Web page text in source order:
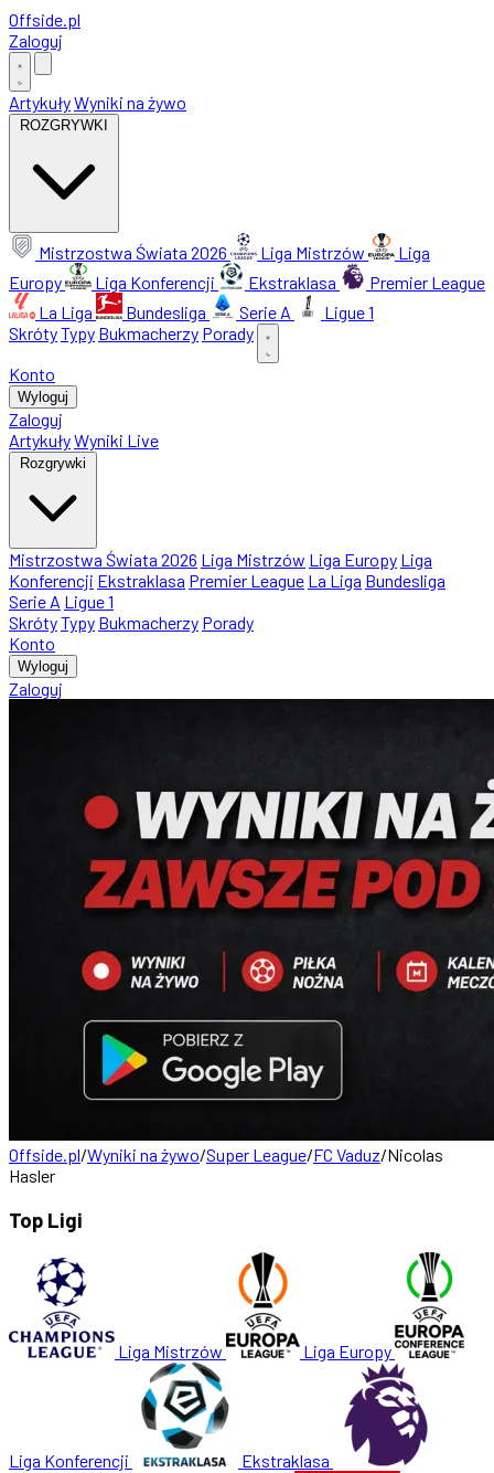
Offside.pl
Zaloguj
ArtykułyWyniki na żywo
ROZGRYWKI
Mistrzostwa Świata 2026 Liga Mistrzów
Liga
Europy
Liga Konferencji Ekstraklasa
Premier League
La Liga
Bundesliga Serie A
Ligue 1
SkrótyTypy Bukmacherzy Porady
Konto
Wyloguj
Zaloguj
ArtykułyWyniki Live
Rozgrywki
Mistrzostwa Świata 2026 Liga Mistrzów Liga Europy Liga
Konferencji Ekstraklasa Premier League La Liga Bundesliga
Serie A Ligue 1
SkrótyTypy Bukmacherzy Porady
Konto
Wyloguj
Zaloguj
Offside.pl/Wyniki na żywo/Super League/FC Vaduz/Nicolas
Hasler
Top Ligi
Liga Mistrzów Liga Europy
Liga Konferencji Ekstraklasa